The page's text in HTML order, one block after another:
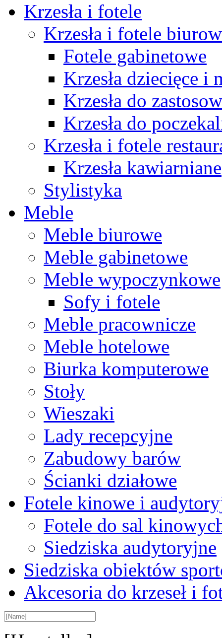
Krzesła i fotele
Krzesła i fotele
Fotele gabinetowe
Krzesła dziecięce i
Krzesła do
Krzesła do
Krzesła i fotele
Krzesła kawiarniane
Stylistyka
Meble
Meble biurowe
Meble gabinetowe
Meble wypoczynkowe
Sofy i fotele
Meble pracownicze
Meble hotelowe
Biurka komputerowe
Stoły
Wieszaki
Lady recepcyjne
Zabudowy barów
Ścianki działowe
Fotele kinowe i
Fotele do sal
Siedziska audytoryjne
Siedziska obiektów
Akcesoria do krzeseł i